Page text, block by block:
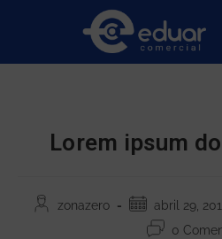
Lorem ipsum
zonazero abril 29,
0